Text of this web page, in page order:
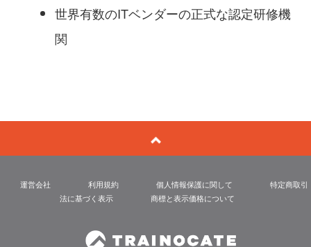
世界有数のITベンダーの正式な認定研修機
関
運営会社 利用規約 個人情報保護に関して
特定商取引
法に基づく表示
商標と表示価格について